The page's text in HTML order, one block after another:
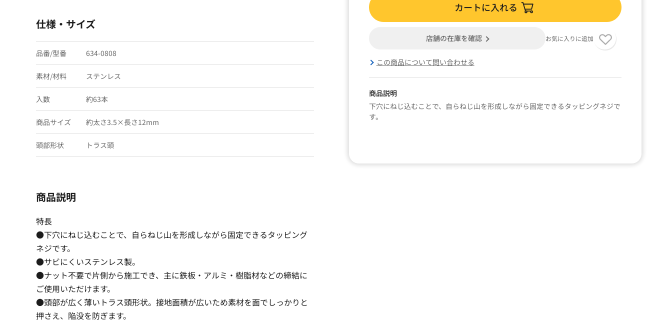
カートに入れる
店舗の在庫を確認 お気に入りに追加
この商品について問い合わせる
商品説明
下穴にねじ込むことで、自らねじ山を形成しながら固定できるタッピングネジで
す。
仕様・サイズ
品番/型番 634-0808
素材/材料 ステンレス
入数 約63本
商品サイズ 約太さ3.5×長さ12mm
頭部形状 トラス頭
商品説明
特長
●下穴にねじ込むことで、自らねじ山を形成しながら固定できるタッピング
ネジです。
●サビにくいステンレス製。
●ナット不要で片側から施工でき、主に鉄板・アルミ・樹脂材などの締結に
ご使用いただけます。
●頭部が広く薄いトラス頭形状。接地面積が広いため素材を面でしっかりと
押さえ、陥没を防ぎます。